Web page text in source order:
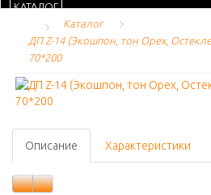
КАТАЛОГ
Каталог
ДП Z-14 (Экошпон, тон Орех,
70*200
Описание Характеристики